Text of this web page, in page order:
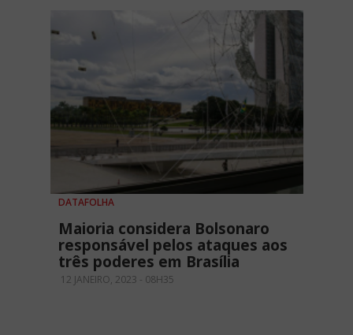
DATAFOLHA
Maioria considera Bolsonaro
responsável pelos ataques aos
três poderes em Brasília
12 JANEIRO, 2023 - 08H35